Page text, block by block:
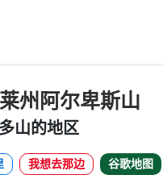
州阿尔卑斯山
山的地区
我想去那边 谷歌地图